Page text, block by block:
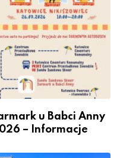
u Babci Anny
– Informacje